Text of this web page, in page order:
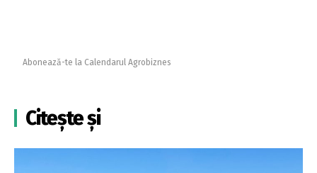
Abonează-te la Calendarul Agrobiznes
Citește și